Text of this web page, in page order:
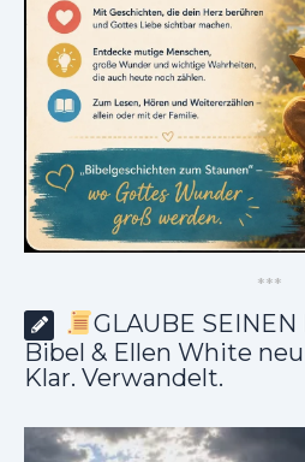
***
GLAUBE
Bibel & Ellen White
Klar. Verwandelt.